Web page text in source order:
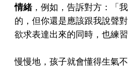
情緒，例如，告訴對方：「
的，但你還是應該跟我說聲
欲求表達出來的同時，也練習
慢慢地，孩子就會懂得生氣